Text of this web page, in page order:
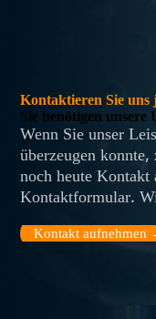
Kontaktieren Sie uns
Sie benötigen unsere
Wenn Sie unser
überzeugen
noch heute
Kontaktformular.
Kontakt aufnehmen